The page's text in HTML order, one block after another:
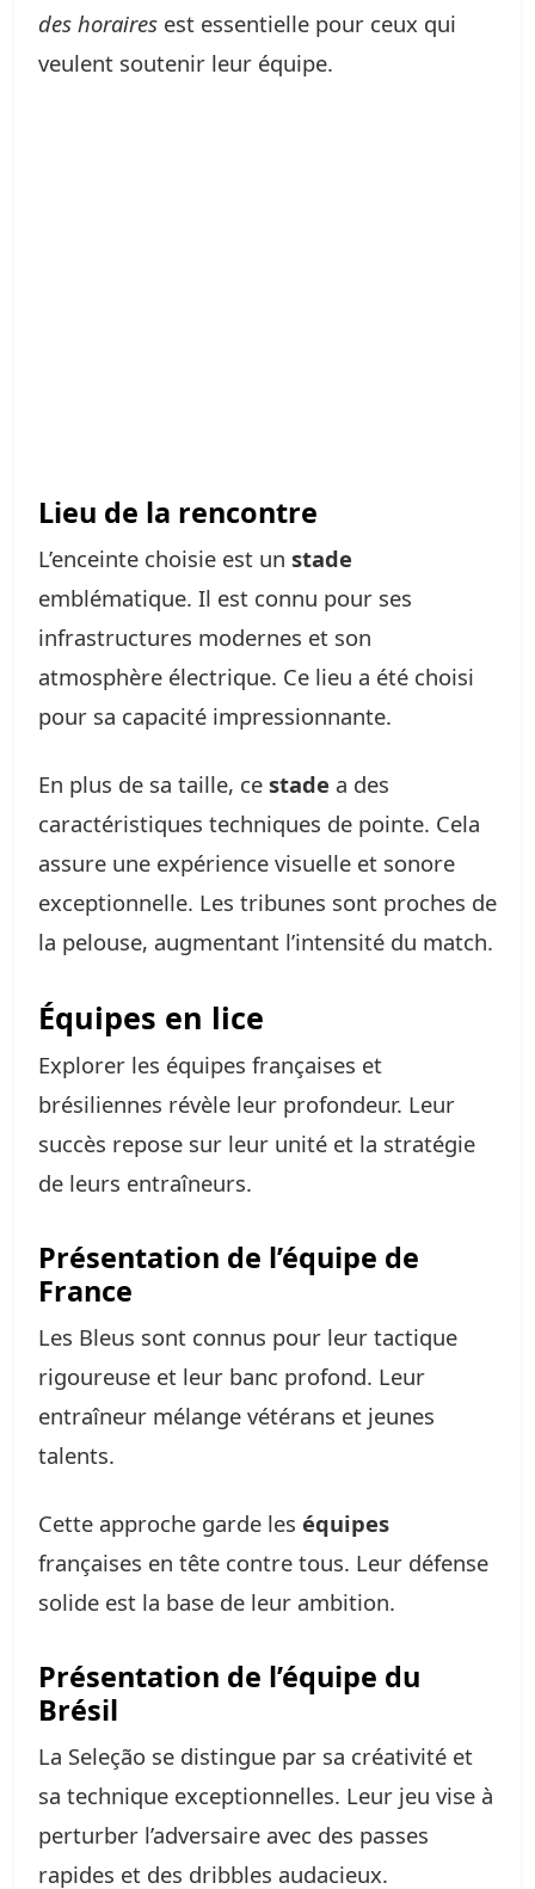
des horaires est essentielle pour ceux qui
veulent soutenir leur équipe.
Lieu de la rencontre
L’enceinte choisie est un stade
emblématique. Il est connu pour ses
infrastructures modernes et son
atmosphère électrique. Ce lieu a été choisi
pour sa capacité impressionnante.
En plus de sa taille, ce stade a des
caractéristiques techniques de pointe. Cela
assure une expérience visuelle et sonore
exceptionnelle. Les tribunes sont proches de
la pelouse, augmentant l’intensité du match.
Équipes en lice
Explorer les équipes françaises et
brésiliennes révèle leur profondeur. Leur
succès repose sur leur unité et la stratégie
de leurs entraîneurs.
Présentation de l’équipe de
France
Les Bleus sont connus pour leur tactique
rigoureuse et leur banc profond. Leur
entraîneur mélange vétérans et jeunes
talents.
Cette approche garde les équipes
françaises en tête contre tous. Leur défense
solide est la base de leur ambition.
Présentation de l’équipe du
Brésil
La Seleção se distingue par sa créativité et
sa technique exceptionnelles. Leur jeu vise à
perturber l’adversaire avec des passes
rapides et des dribbles audacieux.